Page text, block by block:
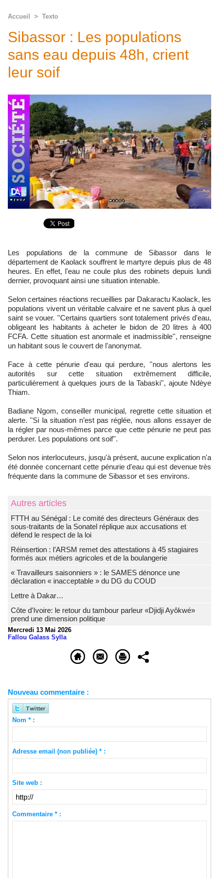
Accueil > Texto
Sibassor : Les populations
sans eau depuis 48h, crient
leur soif
Les populations de la commune de Sibassor dans le
département de Kaolack souffrent le martyre depuis plus de 48
heures. En effet, l'eau ne coule plus des robinets depuis lundi
dernier, provoquant ainsi une situation intenable.
Selon certaines réactions recueillies par Dakaractu Kaolack, les
populations vivent un véritable calvaire et ne savent plus à quel
saint se vouer. ''Certains quartiers sont totalement privés d'eau,
obligeant les habitants à acheter le bidon de 20 litres à 400
FCFA. Cette situation est anormale et inadmissible'', renseigne
un habitant sous le couvert de l'anonymat.
Face à cette pénurie d'eau qui perdure, ''nous alertons les
autorités sur cette situation extrêmement difficile,
particulièrement à quelques jours de la Tabaski'', ajoute Ndèye
Thiam.
Badiane Ngom, conseiller municipal, regrette cette situation et
alerte. ''Si la situation n’est pas réglée, nous allons essayer de
la régler par nous-mêmes parce que cette pénurie ne peut pas
perdurer. Les populations ont soif''.
Selon nos interlocuteurs, jusqu'à présent, aucune explication n'a
été donnée concernant cette pénurie d'eau qui est devenue très
fréquente dans la commune de Sibassor et ses environs.
Autres articles
FTTH au Sénégal : Le comité des directeurs Généraux des
sous-traitants de la Sonatel réplique aux accusations et
défend le respect de la loi
Réinsertion : l’ARSM remet des attestations à 45 stagiaires
formés aux métiers agricoles et de la boulangerie
« Travailleurs saisonniers » : le SAMES dénonce une
déclaration « inacceptable » du DG du COUD
Lettre à Dakar…
Côte d'Ivoire: le retour du tambour parleur «Djidji Ayôkwé»
prend une dimension politique
Mercredi 13 Mai 2026
Fallou Galass Sylla
Nouveau commentaire :
Nom * :
Adresse email (non publiée) * :
Site web :
Commentaire * :